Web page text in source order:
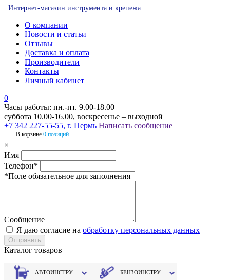
Интернет-магазин инструмента и крепежа
О компании
Новости и статьи
Отзывы
Доставка и оплата
Производители
Контакты
Личный кабинет
0
Часы работы: пн.-пт. 9.00-18.00
суббота 10.00-16.00, воскресенье – выходной
+7 342 227-55-55, г. Пермь Написать сообщение
В корзине 0 позиций
×
Имя
Телефон*
*Поле обязательное для заполнения
Сообщение
Я даю согласие на обработку персональных данных
Каталог товаров